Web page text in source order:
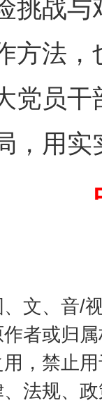
挑战与
方法
党员
，用
、文、音/
者或归
，禁止
法规、